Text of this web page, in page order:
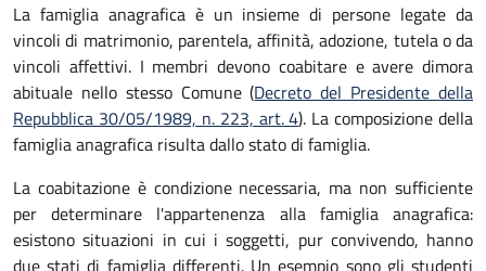
La famiglia anagrafica è un insieme di persone legate da
vincoli di matrimonio, parentela, affinità, adozione, tutela o da
vincoli affettivi. I membri devono coabitare e avere dimora
abituale nello stesso Comune (Decreto del Presidente della
Repubblica 30/05/1989, n. 223, art. 4). La composizione della
famiglia anagrafica risulta dallo stato di famiglia.
La coabitazione è condizione necessaria, ma non sufficiente
per determinare l'appartenenza alla famiglia anagrafica:
esistono situazioni in cui i soggetti, pur convivendo, hanno
due stati di famiglia differenti. Un esempio sono gli studenti